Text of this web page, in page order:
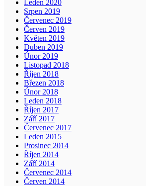
Leden 2020
Srpen 2019
Červenec 2019
Červen 2019
Květen 2019
Duben 2019
Únor 2019
Listopad 2018
Říjen 2018
Březen 2018
Únor 2018
Leden 2018
Říjen 2017
Září 2017
Červenec 2017
Leden 2015
Prosinec 2014
Říjen 2014
Září 2014
Červenec 2014
Červen 2014